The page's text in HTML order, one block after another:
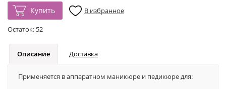
Купить В избранное
Остаток: 52
Описание Доставка
Применяется в аппаратном маникюре и педикюре для: